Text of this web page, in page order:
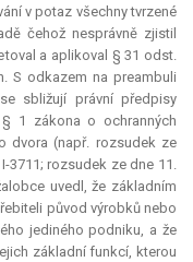
v potaz všechny tvrzené
čehož nesprávně zjistil
a aplikoval § 31 odst.
S odkazem na preambuli
sbližují právní předpisy
1 zákona o ochranných
dvora (např. rozsudek ze
3711; rozsudek ze dne 11.
uvedl, že základním
původ výrobků nebo
jediného podniku, a že
základní funkcí, kterou